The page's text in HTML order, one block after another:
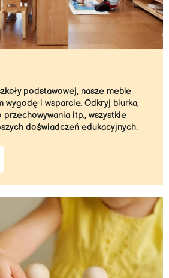
podstawowej, nasze meble
wygodę i wsparcie. Odkryj biurka,
przechowywania itp., wszystkie
doświadczeń edukacyjnych.